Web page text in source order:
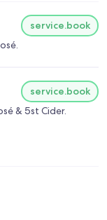
service.book
service.book
& 5st Cider.